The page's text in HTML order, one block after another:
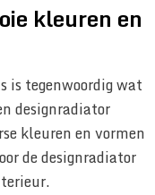
kleuren en
is tegenwoordig wat
designradiator
kleuren en vormen
de designradiator